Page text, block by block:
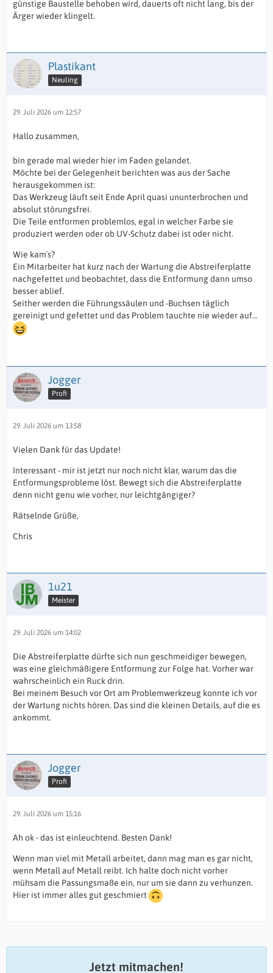
günstige Baustelle behoben wird, dauerts oft nicht lang, bis der
Ärger wieder klingelt.
Plastikant
Neuling
29. Juli 2026 um 12:57
Hallo zusammen,
bin gerade mal wieder hier im Faden gelandet.
Möchte bei der Gelegenheit berichten was aus der Sache
herausgekommen ist:
Das Werkzeug läuft seit Ende April quasi ununterbrochen und
absolut störungsfrei.
Die Teile entformen problemlos, egal in welcher Farbe sie
produziert werden oder ob UV-Schutz dabei ist oder nicht.
Wie kam´s?
Ein Mitarbeiter hat kurz nach der Wartung die Abstreiferplatte
nachgefettet und beobachtet, dass die Entformung dann umso
besser ablief.
Seither werden die Führungssäulen und -Buchsen täglich
gereinigt und gefettet und das Problem tauchte nie wieder auf...
Jogger
Profi
29. Juli 2026 um 13:58
Vielen Dank für das Update!
Interessant - mir ist jetzt nur noch nicht klar, warum das die
Entformungsprobleme löst. Bewegt sich die Abstreiferplatte
denn nicht genu wie vorher, nur leichtgängiger?
Rätselnde Grüße,
Chris
1u21
Meister
29. Juli 2026 um 14:02
Die Abstreiferplatte dürfte sich nun geschmeidiger bewegen,
was eine gleichmäßigere Entformung zur Folge hat. Vorher war
wahrscheinlich ein Ruck drin.
Bei meinem Besuch vor Ort am Problemwerkzeug konnte ich vor
der Wartung nichts hören. Das sind die kleinen Details, auf die es
ankommt.
Jogger
Profi
29. Juli 2026 um 15:16
Ah ok - das ist einleuchtend. Besten Dank!
Wenn man viel mit Metall arbeitet, dann mag man es gar nicht,
wenn Metall auf Metall reibt. Ich halte doch nicht vorher
mühsam die Passungsmaße ein, nur um sie dann zu verhunzen.
Hier ist immer alles gut geschmiert
Jetzt mitmachen!